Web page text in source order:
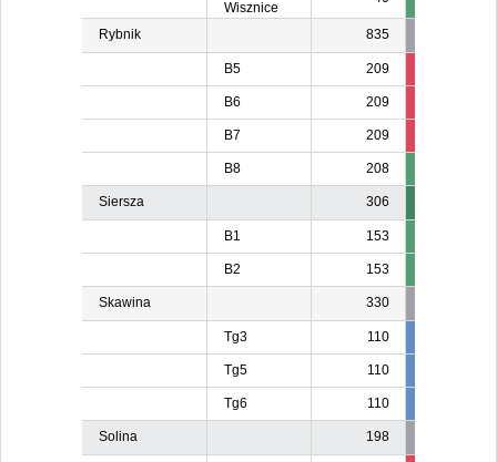
Wisznice
Rybnik 835
B5 209
B6 209
B7 209
B8 208
Siersza 306
B1 153
B2 153
Skawina 330
Tg3 110
Tg5 110
Tg6 110
Solina 198